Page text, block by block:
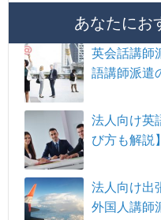
あなたにお
英会話講師
語講師派遣
法人向け英
び方も解説】
法人向け出
外国人講師